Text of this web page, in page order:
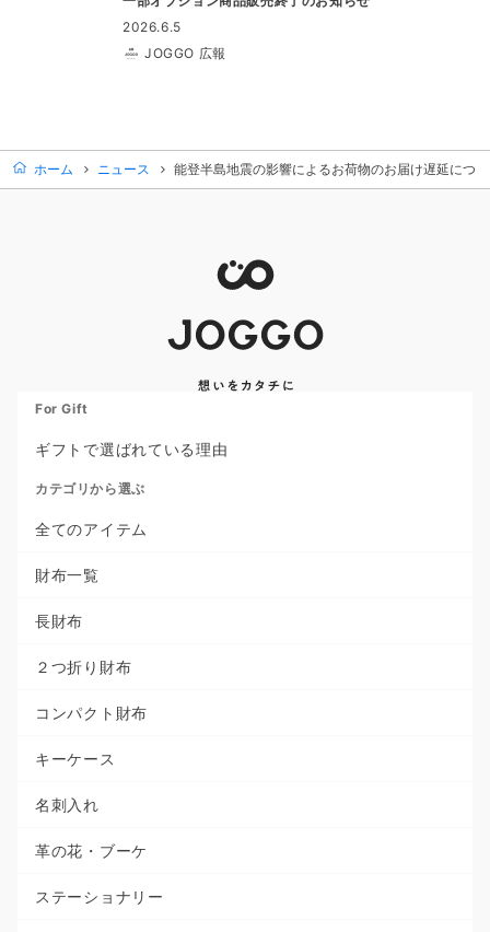
2026.6.5
JOGGO 広報
ホーム ニュース 能登半島地震の影響によるお荷物のお届け遅延につ
For Gift
ギフトで選ばれている理由
カテゴリから選ぶ
全てのアイテム
財布一覧
長財布
２つ折り財布
コンパクト財布
キーケース
名刺入れ
革の花・ブーケ
ステーショナリー